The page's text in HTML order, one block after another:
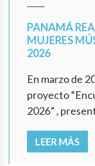
PANAMÁ
MUJERES
2026
En marzo de
proyecto
2026” ,
LEER MÁS